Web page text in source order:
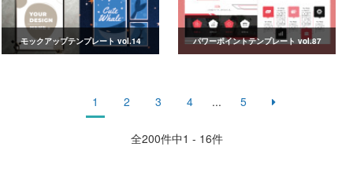
モックアップテンプレート vol.14 パワーポイントテンプレート vol.87
1 2 3 4 ... 5
全200件中1 - 16件